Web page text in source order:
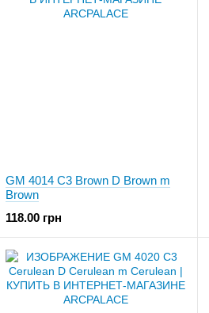
GM 4014 C3 Brown D Brown m
Brown
118.00 грн